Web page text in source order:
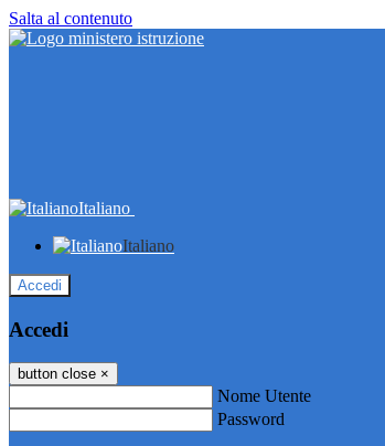
Salta al contenuto
Italiano
Italiano
Accedi
Accedi
button close ×
Nome Utente
Password